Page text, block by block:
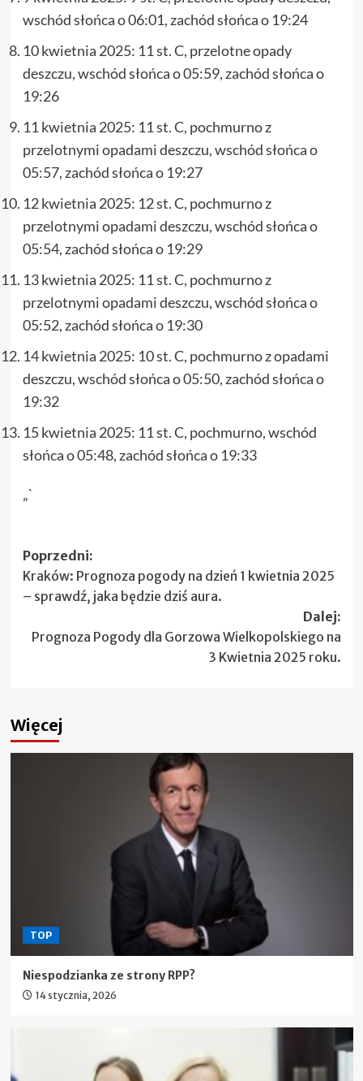
wschód słońca o 06:01, zachód słońca o 19:24
10 kwietnia 2025: 11 st. C, przelotne opady
deszczu, wschód słońca o 05:59, zachód słońca o
19:26
11 kwietnia 2025: 11 st. C, pochmurno z
przelotnymi opadami deszczu, wschód słońca o
05:57, zachód słońca o 19:27
12 kwietnia 2025: 12 st. C, pochmurno z
przelotnymi opadami deszczu, wschód słońca o
05:54, zachód słońca o 19:29
13 kwietnia 2025: 11 st. C, pochmurno z
przelotnymi opadami deszczu, wschód słońca o
05:52, zachód słońca o 19:30
14 kwietnia 2025: 10 st. C, pochmurno z opadami
deszczu, wschód słońca o 05:50, zachód słońca o
19:32
15 kwietnia 2025: 11 st. C, pochmurno, wschód
słońca o 05:48, zachód słońca o 19:33
„`
Zobacz
wpisy
Poprzedni:
Kraków: Prognoza pogody na dzień 1 kwietnia 2025
– sprawdź, jaka będzie dziś aura.
Dalej:
Prognoza Pogody dla Gorzowa Wielkopolskiego na
3 Kwietnia 2025 roku.
Więcej
TOP
Niespodzianka ze strony RPP?
14 stycznia, 2026